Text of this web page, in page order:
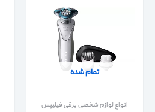
تمام شده
انواع لوازم شخصی برقی فیلیپس